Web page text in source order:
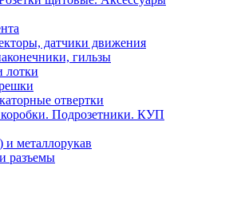
датчики движения
гильзы
лотки
отвертки
коробки. Подрозетники. КУП
металлорукав
разъемы